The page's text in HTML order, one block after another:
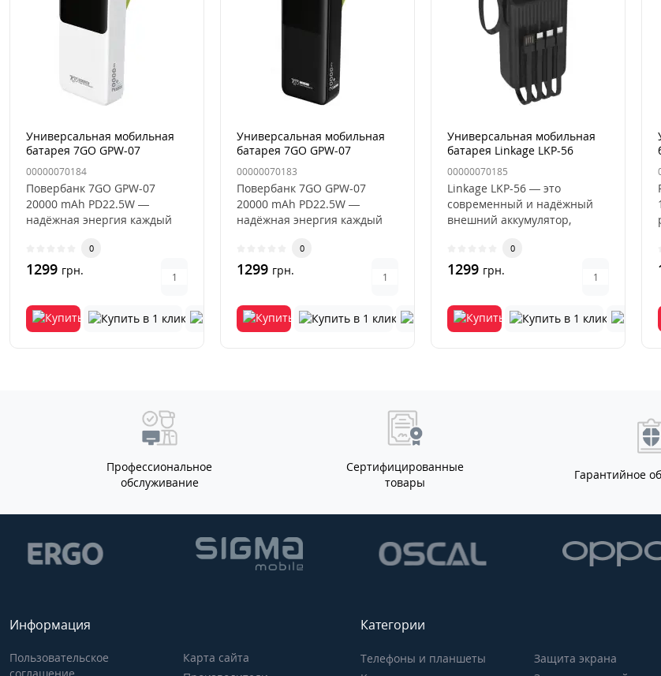
Универсальная мобильная
батарея 7GO GPW-07
20000mAh PD22.5W Белый
00000070184
Повербанк 7GO GPW-07
20000 mAh PD22.5W —
надёжная энергия каждый
мощный и максим..
0
1299 грн.
Универсальная мобильная
батарея 7GO GPW-07
20000mAh PD22.5W черный
00000070183
Повербанк 7GO GPW-07
20000 mAh PD22.5W —
надёжная энергия каждый
мощный и максим..
0
1299 грн.
Универсальная мобильная
батарея Linkage LKP-56
20000mAh 22.5W Черный
00000070185
Linkage LKP-56 — это
современный и надёжный
внешний аккумулятор,
пользователей, которы..
0
1299 грн.
Профессиональное
обслуживание
Сертифицированные
товары
Гарантийное
Информация
Пользовательское
Карта сайта
Категории
Телефоны и планшеты
Защита экрана